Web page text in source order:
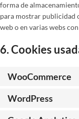
forma de
para mostrar publicidad
web o en varias webs
6. Cookies
WooCommerce
WordPress